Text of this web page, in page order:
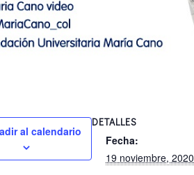
al calendario
DETALLES
Fecha:
19 noviembre, 2020